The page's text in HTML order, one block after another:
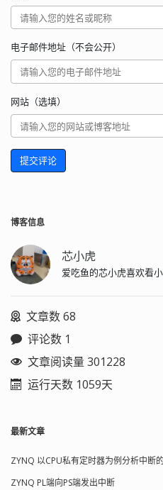
电子邮件地址（不会公开）
网站（选填）
提交评论
博客信息
芯小虎
爱吃鱼的芯小虎喜欢看
文章数 68
评论数 1
文章阅读量 301228
运行天数 1059天
最新文章
ZYNQ 以CPU私有定时器为例分析中断
ZYNQ PL端向PS端发出中断